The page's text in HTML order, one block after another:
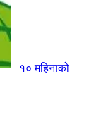
१० महिनाको